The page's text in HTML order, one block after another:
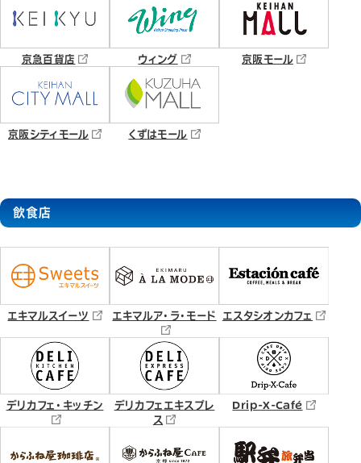
京急百貨店 ウィング 京阪モール
京阪シティモール くずはモール
飲食店
エキマルスイーツ エキマルア・ラ・モード エスタシオンカフェ
デリカフェ・キッチン
デリカフェエキスプレ
ス
Drip-X-Café